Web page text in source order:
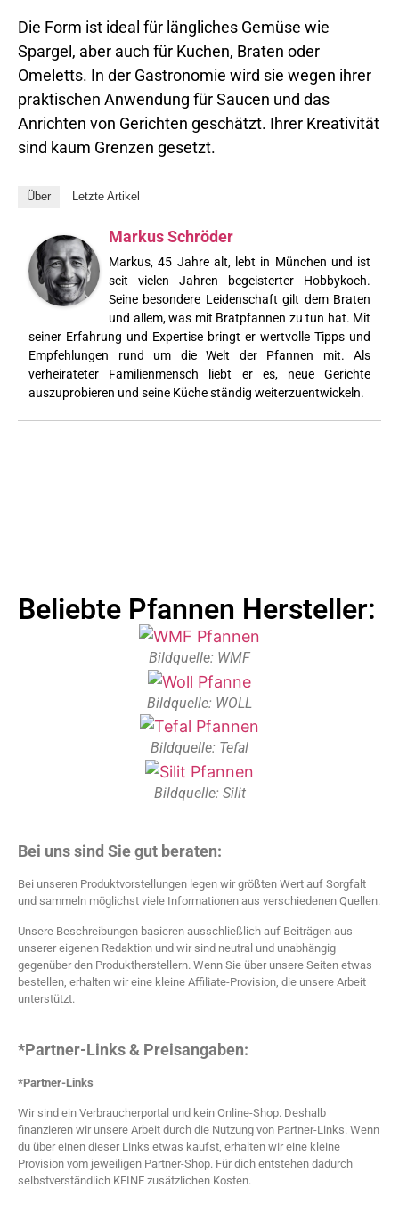
Die Form ist ideal für längliches Gemüse wie
Spargel, aber auch für Kuchen, Braten oder
Omeletts. In der Gastronomie wird sie wegen ihrer
praktischen Anwendung für Saucen und das
Anrichten von Gerichten geschätzt. Ihrer Kreativität
sind kaum Grenzen gesetzt.
Über Letzte Artikel
Markus Schröder
Markus, 45 Jahre alt, lebt in München und ist
seit vielen Jahren begeisterter Hobbykoch.
Seine besondere Leidenschaft gilt dem Braten
und allem, was mit Bratpfannen zu tun hat. Mit
seiner Erfahrung und Expertise bringt er wertvolle Tipps und
Empfehlungen rund um die Welt der Pfannen mit. Als
verheirateter Familienmensch liebt er es, neue Gerichte
auszuprobieren und seine Küche ständig weiterzuentwickeln.
Beliebte Pfannen Hersteller:
Bildquelle: WMF
Bildquelle: WOLL
Bildquelle: Tefal
Bildquelle: Silit
Bei uns sind Sie gut beraten:
Bei unseren Produktvorstellungen legen wir größten Wert auf Sorgfalt
und sammeln möglichst viele Informationen aus verschiedenen Quellen.
Unsere Beschreibungen basieren ausschließlich auf Beiträgen aus
unserer eigenen Redaktion und wir sind neutral und unabhängig
gegenüber den Produktherstellern. Wenn Sie über unsere Seiten etwas
bestellen, erhalten wir eine kleine Affiliate-Provision, die unsere Arbeit
unterstützt.
*Partner-Links & Preisangaben:
*Partner-Links
Wir sind ein Verbraucherportal und kein Online-Shop. Deshalb
finanzieren wir unsere Arbeit durch die Nutzung von Partner-Links. Wenn
du über einen dieser Links etwas kaufst, erhalten wir eine kleine
Provision vom jeweiligen Partner-Shop. Für dich entstehen dadurch
selbstverständlich KEINE zusätzlichen Kosten.